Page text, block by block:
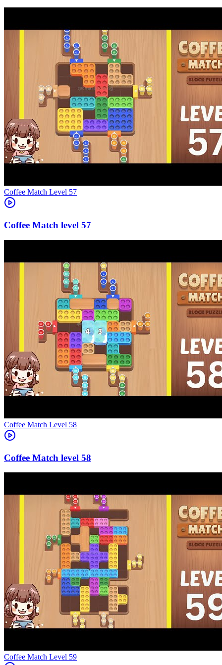
Level 57
57
Level 58
58
Level 59